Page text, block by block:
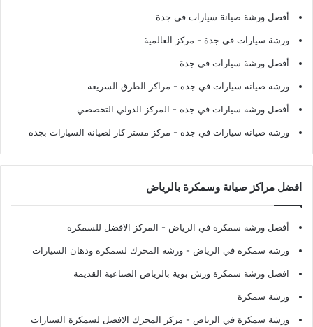
أفضل ورشة صيانة سيارات في جدة
ورشة سيارات في جدة - مركز العالمية
أفضل ورشة سيارات في جدة
ورشة صيانة سيارات في جدة - مراكز الطرق السريعة
أفضل ورشة سيارات في جدة - المركز الدولي التخصصي
ورشة صيانة سيارات في جدة - مركز مستر كار لصيانة السيارات بجدة
افضل مراكز صيانة وسمكرة بالرياض
أفضل ورشة سمكرة في الرياض - المركز الافضل للسمكرة
ورشة سمكرة في الرياض - ورشة المحرك لسمكرة ودهان السيارات
افضل ورشة سمكرة ورش بوية بالرياض الصناعية القديمة
ورشة سمكرة
ورشة سمكرة في الرياض - مركز المحرك الافضل لسمكرة السيارات